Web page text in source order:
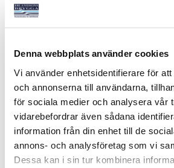
Denna webbplats använder cookies
Vi använder enhetsidentifierare för
och annonserna till användarna,
för sociala medier och analysera vår
vidarebefordrar även sådana
information från din enhet till de
annons- och analysföretag som vi
Dessa kan i sin tur kombinera
STALOK
Art nr: 901072
14 995 kr
Ord. netto 15 795 kr
Köp
STALOK
Art nr:
15
Ord. netto